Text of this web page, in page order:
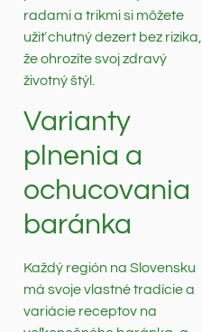
radami a trikmi si môžete
užiť chutný dezert bez rizika,
že ohrozíte svoj zdravý
životný štýl.
Varianty
plnenia a
ochucovania
baránka
Každý región na Slovensku
má svoje vlastné tradície a
variácie receptov na